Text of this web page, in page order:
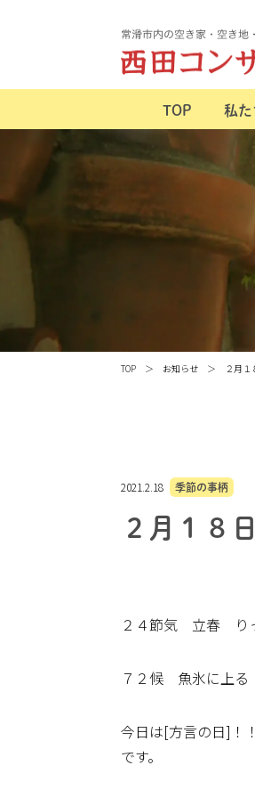
TOP 私た
TOP お知らせ ２月
2021.2.18 季節の事柄
２月１８
２４節気 立春 り
７２候 魚氷に上
今日は[方言の日]！
です。